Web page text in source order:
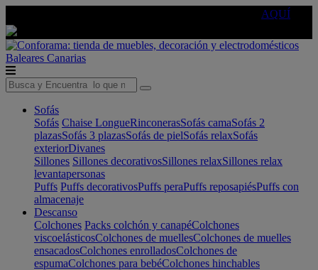
AQUÍ
Baleares Canarias
Sofás
Sofás Chaise LongueRinconerasSofás camaSofás 2
plazasSofás 3 plazasSofás de pielSofás relaxSofás
exteriorDivanes
Sillones Sillones decorativosSillones relaxSillones relax
levantapersonas
Puffs Puffs decorativosPuffs peraPuffs reposapiésPuffs con
almacenaje
Descanso
Colchones Packs colchón y canapéColchones
viscoelásticosColchones de muellesColchones de muelles
ensacadosColchones enrolladosColchones de
espumaColchones para bebéColchones hinchables